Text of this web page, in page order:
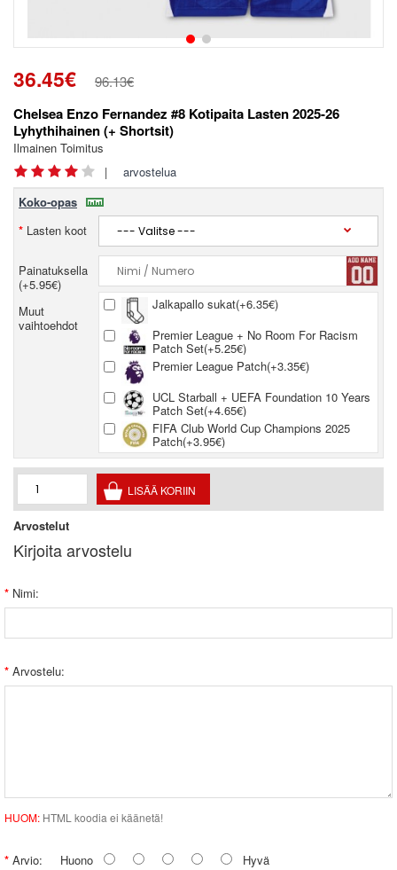
36.45€ 96.13€
Chelsea Enzo Fernandez #8 Kotipaita Lasten 2025-26
Lyhythihainen (+ Shortsit)
Ilmainen Toimitus
|
arvostelua
Koko-opas
Lasten koot
Painatuksella
(+5.95€)
Muut
vaihtoehdot
Jalkapallo sukat(+6.35€)
Premier League + No Room For Racism
Patch Set(+5.25€)
Premier League Patch(+3.35€)
UCL Starball + UEFA Foundation 10 Years
Patch Set(+4.65€)
FIFA Club World Cup Champions 2025
Patch(+3.95€)
Arvostelut
Kirjoita arvostelu
Nimi:
Arvostelu:
HUOM: HTML koodia ei käänetä!
Arvio: Huono Hyvä